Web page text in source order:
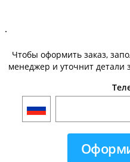
.
Чтобы оформить заказ,
менеджер и уточнит детали